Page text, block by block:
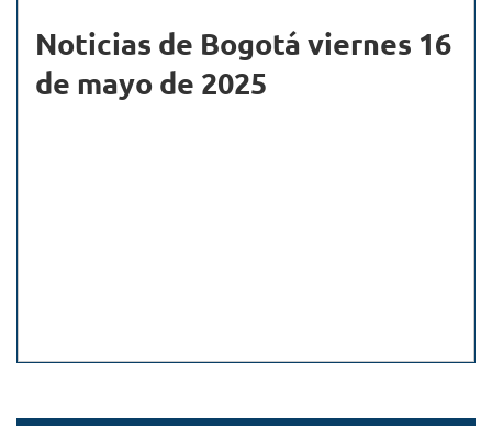
Noticias de Bogotá viernes 16
de mayo de 2025